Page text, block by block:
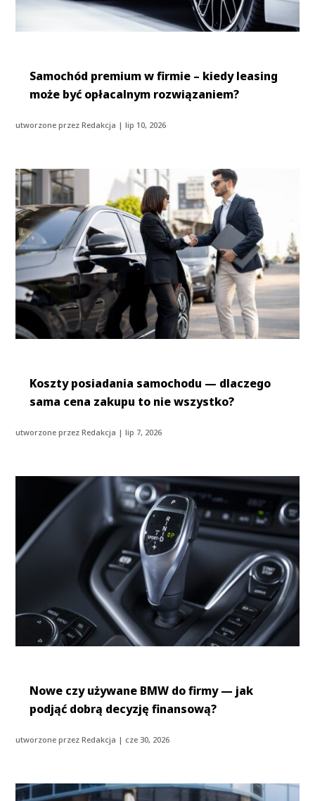
Samochód premium w firmie – kiedy leasing
może być opłacalnym rozwiązaniem?
utworzone przezRedakcja |lip 10, 2026
Koszty posiadania samochodu — dlaczego
sama cena zakupu to nie wszystko?
utworzone przezRedakcja |lip 7, 2026
Nowe czy używane BMW do firmy — jak
podjąć dobrą decyzję finansową?
utworzone przezRedakcja | cze 30, 2026